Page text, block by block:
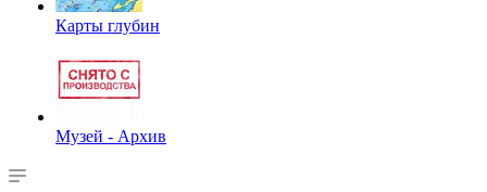
Карты глубин
Музей - Архив